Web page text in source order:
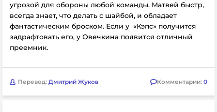
угрозой для обороны любой команды. Матвей быстр,
всегда знает, что делать с шайбой, и обладает
фантастическим броском. Если у «Кэпс» получится
задрафтовать его, у Овечкина появится отличный
преемник.
Перевод: Дмитрий Жуков Комментарии: 0